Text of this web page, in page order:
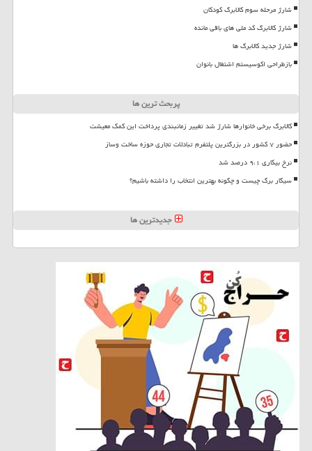
شارژ مرحله سوم کالابرگ کودکان
شارژ کالابرگ کد ملی های باقی مانده
شارژ جدید کالابرگ ها
بازطراحی اکوسیستم اشتغال بانوان
پربحث ترین ها
کالابرگ برخی خانوارها شارژ شد تغییر زمانبندی پرداخت این کمک معیشت
حضور ۷ کشور در بزرگترین پلتفرم تبادلات تجاری حوزه ساخت وساز
نرخ بیکاری ۹،۱ درصد شد
سیگار برگ چیست و چگونه بهترین انتخاب را داشته باشیم؟
جدیدترین ها